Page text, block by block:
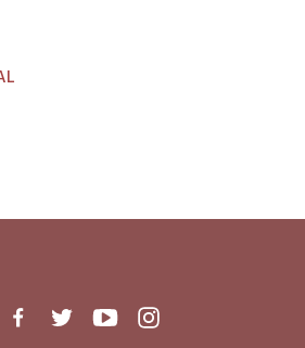
FacebookTwitterYoutubeInstagram